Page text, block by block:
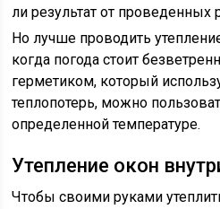
ли результат от проведенных
Но лучше проводить
когда погода стоит
герметиком, который
теплопотерь, можно
определенной температуре.
Утепление окон
Чтобы своими руками